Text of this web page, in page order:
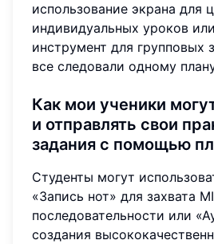
использование экрана для
индивидуальных уроков
инструмент для групповых
все следовали одному
Как мои ученики
и отправлять свои
задания с помощью
Студенты могут
«Запись нот» для захвата
последовательности или
создания